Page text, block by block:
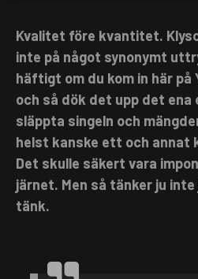
Kvalitet före kvantitet.
inte på något synonymt
häftigt om du kom in här på
och så dök det upp det
släppta singeln och
helst kanske ett och annat
Det skulle säkert vara
järnet. Men så tänker ju
tänk.